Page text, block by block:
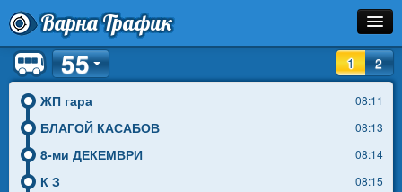
Варна Трафик
Остановка
Маршрут
Расписание
1 2
55
ЖП гара 08:11
БЛАГОЙ КАСАБОВ 08:13
8-ми ДЕКЕМВРИ 08:14
К З 08:15